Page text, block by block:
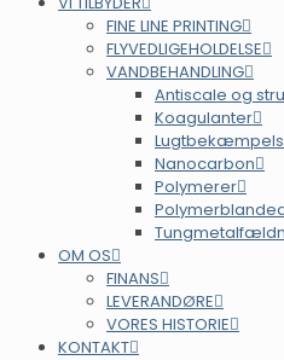
FINE LINE PRINTING
FLYVEDLIGEHOLDELSE
VANDBEHANDLING
Antiscale og
Koagulanter
Nanocarbon
Polymerer
OM OS
FINANS
LEVERANDØRE
VORES HISTORIE
KONTAKT